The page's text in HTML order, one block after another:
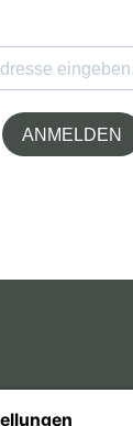
ANMELDEN